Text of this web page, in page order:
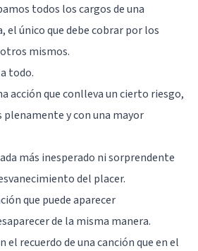
todos los cargos de una
el único que debe cobrar por los
mismos.
todo.
acción que conlleva un cierto riesgo,
plenamente y con una mayor
más inesperado ni sorprendente
del placer.
que puede aparecer
de la misma manera.
el recuerdo de una canción que en el